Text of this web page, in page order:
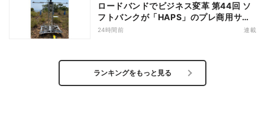
ロードバンドでビジネス変革 第44回 ソ
フトバンクが「HAPS」のプレ商用サー
ビス開始を表明、本格的な商用展開のめ
24時間前 連載
ランキングをもっと見る